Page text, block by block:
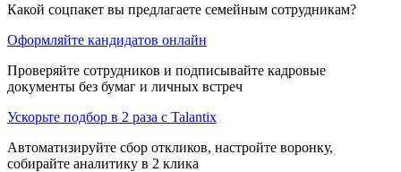
Какой соцпакет вы предлагаете семейным сотрудникам?
Оформляйте кандидатов онлайн
Проверяйте сотрудников и подписывайте кадровые
документы без бумаг и личных встреч
Ускорьте подбор в 2 раза с Talantix
Автоматизируйте сбор откликов, настройте воронку,
собирайте аналитику в 2 клика